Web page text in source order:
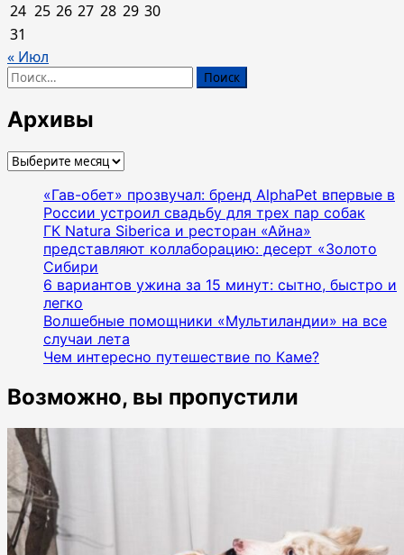
24 25 26 27 28 29 30
31
« Июл
Найти:
Архивы
Архивы
«Гав-обет» прозвучал: бренд AlphaPet впервые в
России устроил свадьбу для трех пар собак
ГК Natura Siberica и ресторан «Айна»
представляют коллаборацию: десерт «Золото
Сибири
6 вариантов ужина за 15 минут: сытно, быстро и
легко
Волшебные помощники «Мультиландии» на все
случаи лета
Чем интересно путешествие по Каме?
Возможно, вы пропустили